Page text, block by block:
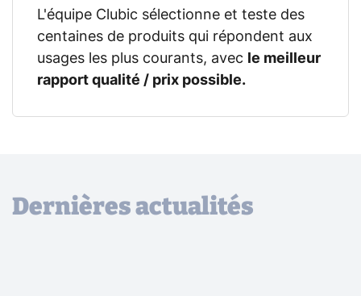
L'équipe Clubic sélectionne et teste des
centaines de produits qui répondent aux
usages les plus courants, avec
le meilleur
rapport qualité / prix possible.
Dernières actualités